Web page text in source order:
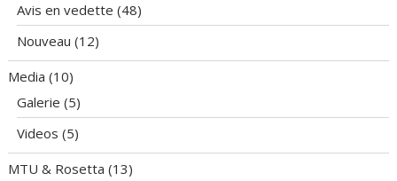
Avis en vedette (48)
Nouveau (12)
Media (10)
Galerie (5)
Videos (5)
MTU & Rosetta (13)